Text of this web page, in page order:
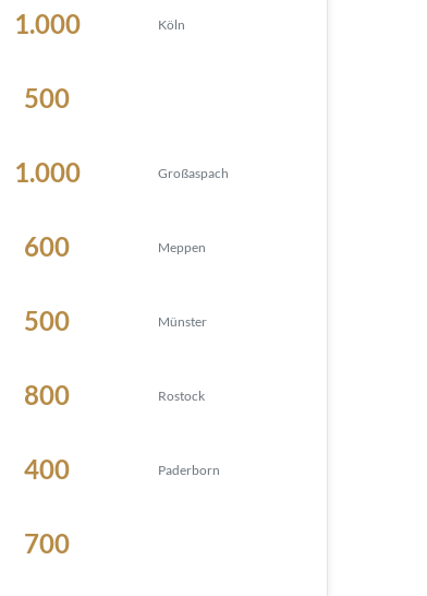
1.000 Köln
500
1.000 Großaspach
600 Meppen
500 Münster
800 Rostock
400 Paderborn
700